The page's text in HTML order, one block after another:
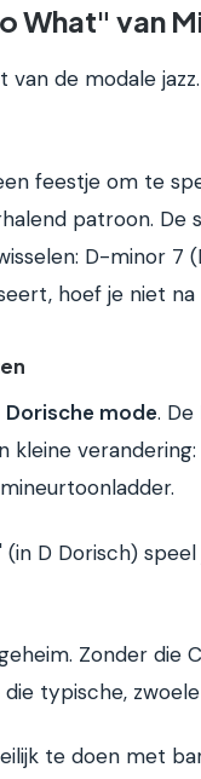
What" van
de modale
feestje om te
patroon.
D-minor 7
hoef je niet
Dorische mode.
kleine
(in D Dorisch)
Zonder die
typische, zwoele
te doen met